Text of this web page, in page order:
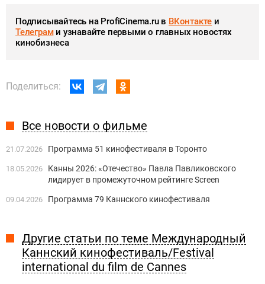
Подписывайтесь на ProfiCinema.ru в ВКонтакте и
Телеграми узнавайте первыми о главных новостях
кинобизнеса
Поделиться:
Все новости о фильме
21.07.2026 Программа 51 кинофестиваля в Торонто
18.05.2026
Канны 2026: «Отечество» Павла Павликовского
лидирует в промежуточном рейтинге Screen
09.04.2026 Программа 79 Каннского кинофестиваля
Другие статьи по теме Международный
Каннский кинофестиваль/Festival
international du film de Cannes